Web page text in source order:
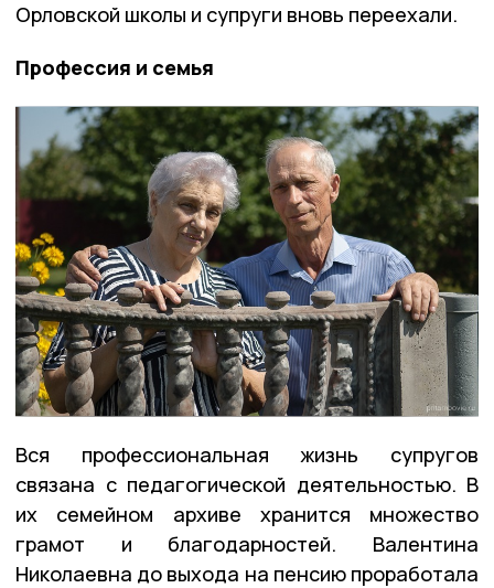
Орловской школы и супруги вновь переехали.
Профессия и семья
Вся профессиональная жизнь супругов
связана с педагогической деятельностью. В
их семейном архиве хранится множество
грамот и благодарностей. Валентина
Николаевна до выхода на пенсию проработала